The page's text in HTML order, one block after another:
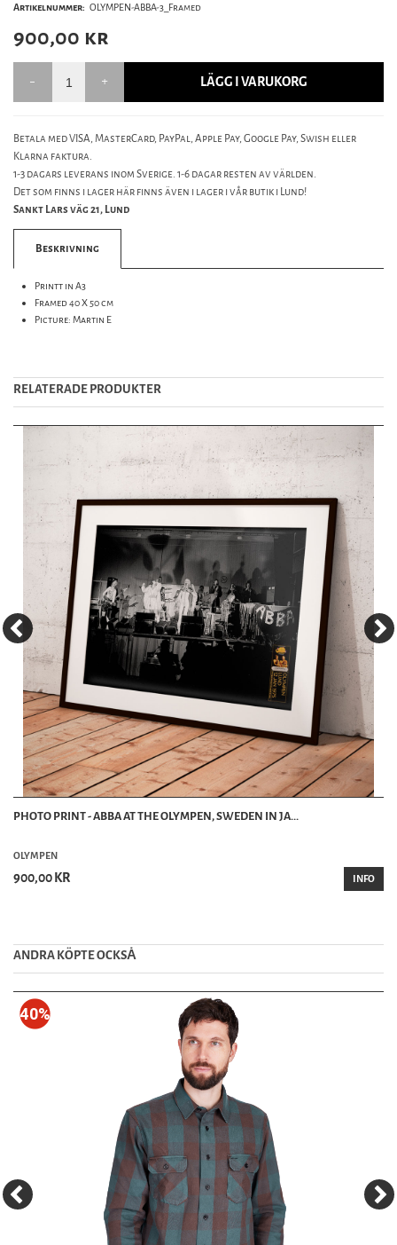
Artikelnummer: OLYMPEN-ABBA-3_Framed
900,00 kr
LÄGG I VARUKORG
Betala med VISA, MasterCard, PayPal, Apple Pay, Google Pay, Swish eller
Klarna faktura.
1-3 dagars leverans inom Sverige. 1-6 dagar resten av världen.
Det som finns i lager här finns även i lager i vår butik i Lund!
Sankt Lars väg 21, Lund
Beskrivning
Printt in A3
Framed 40 X 50 cm
Picture: Martin E
RELATERADE PRODUKTER
PHOTO PRINT - ABBA AT THE OLYMPEN, SWEDEN IN JA...
OLYMPEN
900,00 KR INFO
ANDRA KÖPTE OCKSȦ
40%